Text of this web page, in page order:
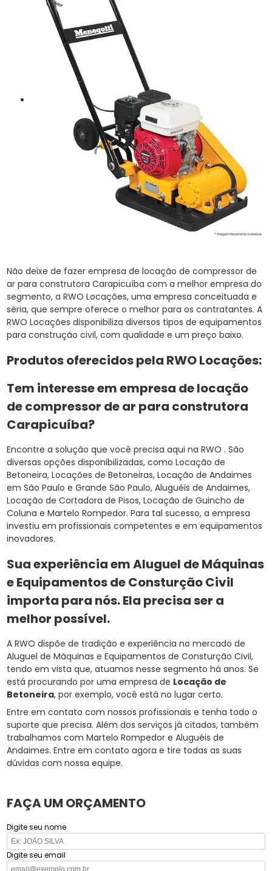
Não deixe de fazer empresa de locação de compressor de
ar para construtora Carapicuíba com a melhor empresa do
segmento, a RWO Locações, uma empresa conceituada e
séria, que sempre oferece o melhor para os contratantes. A
RWO Locações disponibiliza diversos tipos de equipamentos
para construção civil, com qualidade e um preço baixo.
Produtos oferecidos pela RWO Locações:
Tem interesse em empresa de locação
de compressor de ar para construtora
Carapicuíba?
Encontre a solução que você precisa aqui na RWO . São
diversas opções disponibilizadas, como Locação de
Betoneira, Locações de Betoneiras, Locação de Andaimes
em São Paulo e Grande São Paulo, Aluguéis de Andaimes,
Locação de Cortadora de Pisos, Locação de Guincho de
Coluna e Martelo Rompedor. Para tal sucesso, a empresa
investiu em profissionais competentes e em equipamentos
inovadores.
Sua experiência em Aluguel de Máquinas
e Equipamentos de Consturção Civil
importa para nós. Ela precisa ser a
melhor possível.
A RWO dispõe de tradição e experiência no mercado de
Aluguel de Máquinas e Equipamentos de Consturção Civil,
tendo em vista que, atuamos nesse segmento há anos. Se
está procurando por uma empresa de Locação de
Betoneira, por exemplo, você está no lugar certo.
Entre em contato com nossos profissionais e tenha todo o
suporte que precisa. Além dos serviços já citados, também
trabalhamos com Martelo Rompedor e Aluguéis de
Andaimes. Entre em contato agora e tire todas as suas
dúvidas com nossa equipe.
FAÇA UM ORÇAMENTO
Digite seu nome
Digite seu email